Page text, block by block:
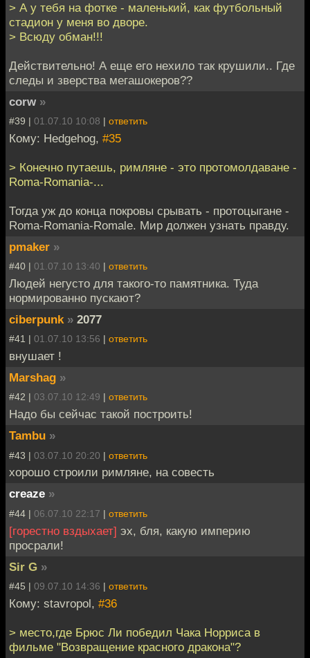
> А у тебя на фотке - маленький, как футбольный
стадион у меня во дворе.
> Всюду обман!!!
Действительно! А еще его нехило так крушили.. Где
следы и зверства мегашокеров??
corw »
#39 | 01.07.10 10:08 | ответить
Кому: Hedgehog, #35
> Конечно путаешь, римляне - это протомолдаване -
Roma-Romania-...
Тогда уж до конца покровы срывать - протоцыгане -
Roma-Romania-Romale. Мир должен узнать правду.
pmaker »
#40 | 01.07.10 13:40 | ответить
Людей негусто для такого-то памятника. Туда
нормированно пускают?
ciberpunk » 2077
#41 | 01.07.10 13:56 | ответить
внушает !
Marshag »
#42 | 03.07.10 12:49 | ответить
Надо бы сейчас такой построить!
Tambu »
#43 | 03.07.10 20:20 | ответить
хорошо строили римляне, на совесть
creaze »
#44 | 06.07.10 22:17 | ответить
[горестно вздыхает] эх, бля, какую империю
просрали!
Sir G »
#45 | 09.07.10 14:36 | ответить
Кому: stavropol, #36
> место,где Брюс Ли победил Чака Норриса в
фильме "Возвращение красного дракона"?